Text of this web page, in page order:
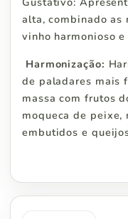
alta, combinado as
vinho harmonioso
Harmonização:
de paladares mais
massa com frutos
moqueca de
embutidos e